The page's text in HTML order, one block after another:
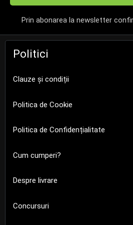
Prin abonarea la newsletter
Politici
Clauze și condiții
Politica de Cookie
Politica de Confidențialitate
Cum cumperi?
Despre livrare
Concursuri